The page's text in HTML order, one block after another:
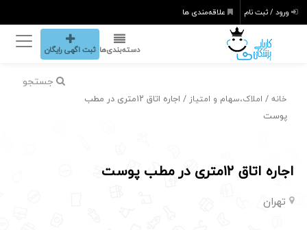
ورود / ثبت نام علاقه‌مندی ها
دسته‌بندی‌ها ثبت اگهی رایگان
جستجو
خانه / املاک،سهام و امتیاز
/ اجاره اتاق ۱۲متری در مطب
پوست
اجاره اتاق ۱۲متری در مطب پوست
تهران